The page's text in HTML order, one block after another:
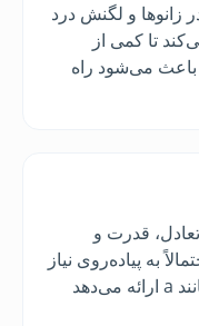
زانوها و لگنش درد
تا کمی از
باعث می‌شود راه
قدرت و
به پیاده‌روی نیاز
دارند. کمکی که پشتیبانی بیشتری مانند a ارائه می‌دهد